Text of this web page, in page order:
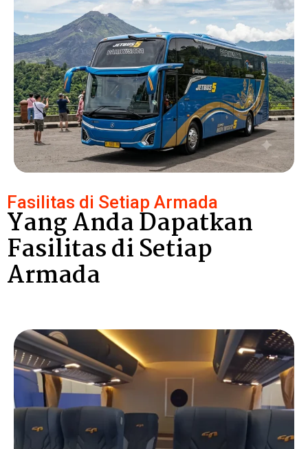
Fasilitas di Setiap Armada
Yang Anda Dapatkan
Fasilitas di Setiap
Armada